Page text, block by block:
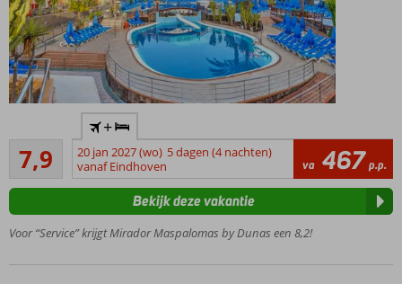
voor
het
hele
Gratis
shuttleservice
naar het
7,9
Goed
308
beoordelingen
+
20 jan 2027 (wo) 5 dagen (4 nachten)
vanaf Eindhoven
va 467 p.p.
Voor “Service” krijgt Mirador Maspalomas by Dunas een 8,2!
Bekijk deze vakantie